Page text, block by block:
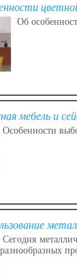
Об
мебель и
Особенности
Сегодня
разнообразных